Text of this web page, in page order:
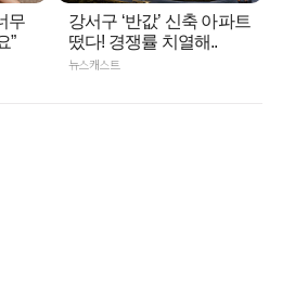
무
”
강서구 ‘반값’ 신축 아파트
떴다! 경쟁률 치열해..
뉴스캐스트